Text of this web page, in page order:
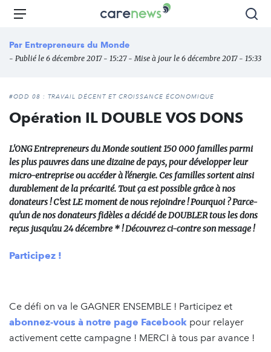
Aller
principal
Carenews,
média
des
l'engagement
Menu
Par Entrepreneurs du Monde
- Publié le 6 décembre 2017 - 15:27 - Mise à jour le 6 décembre 2017 - 15:33
#ODD 08 : TRAVAIL DÉCENT ET CROISSANCE ÉCONOMIQUE
Opération IL DOUBLE VOS DONS
L'ONG Entrepreneurs du Monde soutient 150 000 familles parmi
les plus pauvres dans une dizaine de pays, pour développer leur
micro-entreprise ou accéder à l'énergie. Ces familles sortent ainsi
durablement de la précarité. Tout ça est possible grâce à nos
donateurs ! C'est LE moment de nous rejoindre ! Pourquoi ? Parce-
qu'un de nos donateurs fidèles a décidé de DOUBLER tous les dons
reçus jusqu'au 24 décembre * ! Découvrez ci-contre son message !
Participez !
Ce défi on va le GAGNER ENSEMBLE ! Participez et
abonnez-vous à notre page Facebook pour relayer
activement cette campagne ! MERCI à tous par avance !